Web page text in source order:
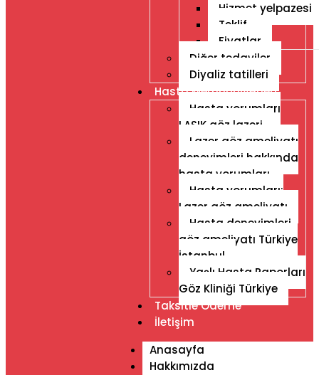
Hizmet yelpazesi
Teklif
Fiyatlar
Diğer tedaviler
Diyaliz tatilleri
Hasta Memnuniyetleri
Hasta yorumları
LASIK göz lazeri
Lazer göz ameliyatı
deneyimleri hakkında
hasta yorumları
Hasta yorumları:
Lazer göz ameliyatı
Hasta deneyimleri,
göz ameliyatı Türkiye
İstanbul
Yaşlı Hasta Raporları
Göz Kliniği Türkiye
Taksitle Ödeme
İletişim
Anasayfa
Hakkımızda